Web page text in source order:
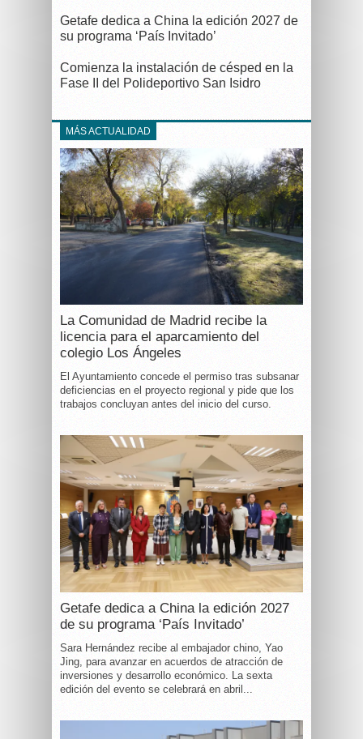
Getafe dedica a China la edición 2027 de
su programa ‘País Invitado’
Comienza la instalación de césped en la
Fase II del Polideportivo San Isidro
MÁS ACTUALIDAD
La Comunidad de Madrid recibe la
licencia para el aparcamiento del
colegio Los Ángeles
El Ayuntamiento concede el permiso tras subsanar
deficiencias en el proyecto regional y pide que los
trabajos concluyan antes del inicio del curso.
Getafe dedica a China la edición 2027
de su programa ‘País Invitado’
Sara Hernández recibe al embajador chino, Yao
Jing, para avanzar en acuerdos de atracción de
inversiones y desarrollo económico. La sexta
edición del evento se celebrará en abril...